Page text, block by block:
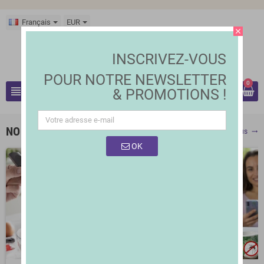
Français EUR
view_headline
search
0
NOUVEAUX PRODUITS Voir plus trending_flat
close
INSCRIVEZ-VOUS
POUR NOTRE NEWSLETTER
& PROMOTIONS !
OK